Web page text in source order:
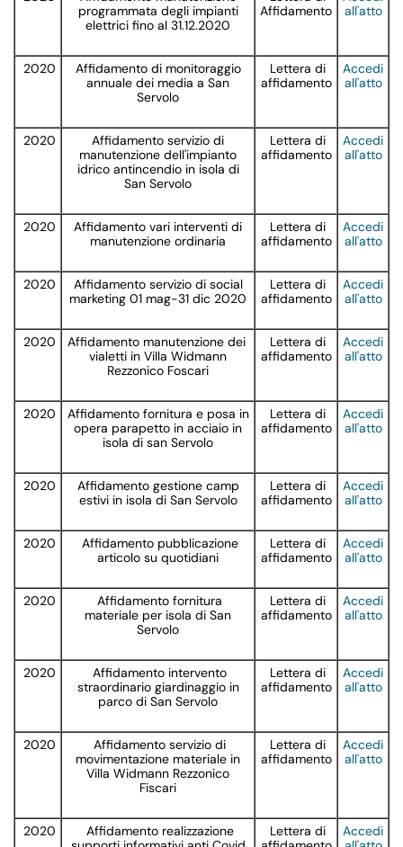
programmata degli impianti
elettrici fino al 31.12.2020
Affidamento
all'atto
2020
Affidamento di monitoraggio
annuale dei media a San
Servolo
Lettera di
affidamento
Accedi
all'atto
2020
Affidamento servizio di
manutenzione dell'impianto
idrico antincendio in isola di
San Servolo
Lettera di
affidamento
Accedi
all'atto
2020
Affidamento vari interventi di
manutenzione ordinaria
Lettera di
affidamento
Accedi
all'atto
2020
Affidamento servizio di social
marketing 01 mag-31 dic 2020
Lettera di
affidamento
Accedi
all'atto
2020
Affidamento manutenzione dei
vialetti in Villa Widmann
Rezzonico Foscari
Lettera di
affidamento
Accedi
all'atto
2020
Affidamento fornitura e posa in
opera parapetto in acciaio in
isola di san Servolo
Lettera di
affidamento
Accedi
all'atto
2020
Affidamento gestione camp
estivi in isola di San Servolo
Lettera di
affidamento
Accedi
all'atto
2020
Affidamento pubblicazione
articolo su quotidiani
Lettera di
affidamento
Accedi
all'atto
2020
Affidamento fornitura
materiale per isola di San
Servolo
Lettera di
affidamento
Accedi
all'atto
2020
Affidamento intervento
straordinario giardinaggio in
parco di San Servolo
Lettera di
affidamento
Accedi
all'atto
2020
Affidamento servizio di
movimentazione materiale in
Villa Widmann Rezzonico
Fiscari
Lettera di
affidamento
Accedi
all'atto
2020
Affidamento realizzazione
Lettera di
Accedi